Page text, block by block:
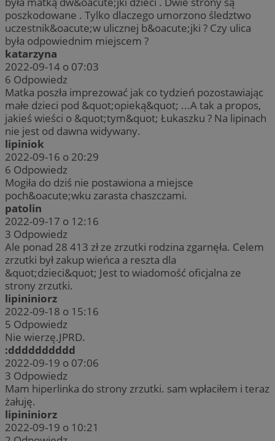
poszkodowane . Tylko dlaczego umorzono śledztwo
uczestnik&oacute;w ulicznej b&oacute;jki ? Czy ulica
była odpowiednim miejscem ?
katarzyna
2022-09-14 o 07:03
6 Odpowiedz
Matka poszła imprezować jak co tydzień pozostawiając
małe dzieci pod &quot;opieką&quot; ...A tak a propos,
jakieś wieści o &quot;tym&quot; Łukaszku ? Na lipinach
nie jest od dawna widywany.
lipiniok
2022-09-16 o 20:29
6 Odpowiedz
Mogiła do dziś nie postawiona a miejsce
poch&oacute;wku zarasta chaszczami.
patolin
2022-09-17 o 12:16
3 Odpowiedz
Ale ponad 28 413 zł ze zrzutki rodzina zgarnęła. Celem
zrzutki był zakup wieńca a reszta dla
&quot;dzieci&quot; Jest to wiadomość oficjalna ze
strony zrzutki.
lipininiorz
2022-09-18 o 15:16
5 Odpowiedz
Nie wierzę.JPRD.
:dddddddddd
2022-09-19 o 07:06
3 Odpowiedz
Mam hiperlinka do strony zrzutki. sam wpłaciłem i teraz
żałuję.
lipininiorz
2022-09-19 o 10:21